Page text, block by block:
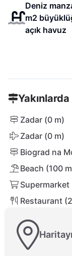
Deniz
m2
açık havuz
Yakınlarda
Zadar (0 m)
Zadar (0 m)
Biograd na
Beach (100
Supermarket
Restaurant